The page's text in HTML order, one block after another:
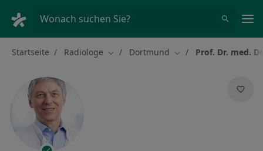
Wonach suchen Sie?
Startseite Radiologe Stadt ändern
Dortmund Stadt ändern
Prof. Dr. med.